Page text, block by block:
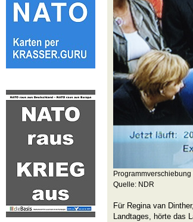
Quelle: NDR
Für Regina van
Landtages, hörte das